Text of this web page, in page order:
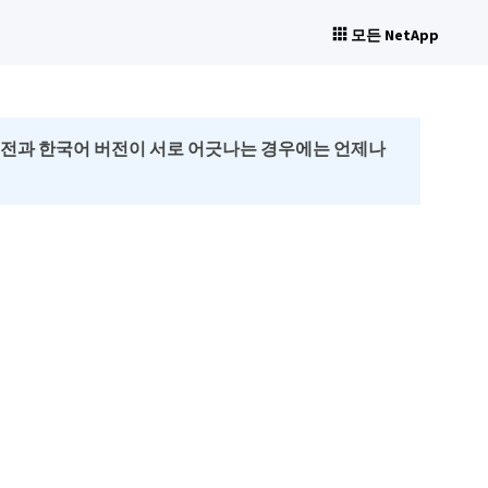
모든 NetApp
과 한국어 버전이 서로 어긋나는 경우에는 언제나